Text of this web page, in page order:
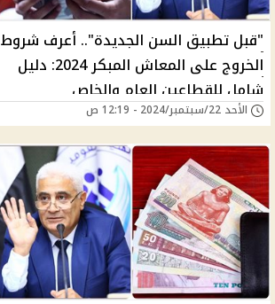
"قبل تطبيق السن الجديدة".. أعرف شروط
الخروج على المعاش المبكر 2024: دليل
شامل للقطاعين العام والخاص
الأحد 22/سبتمبر/2024 - 12:19 ص